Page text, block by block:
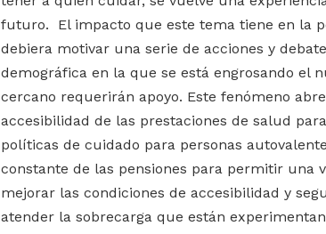
futuro. El impacto que este tema tiene en la
debiera motivar una serie de acciones y
demográfica en la que se está engrosando el
cercano requerirán apoyo. Este fenómeno
accesibilidad de las prestaciones de salud
políticas de cuidado para personas
constante de las pensiones para permitir una
mejorar las condiciones de accesibilidad y
atender la sobrecarga que están